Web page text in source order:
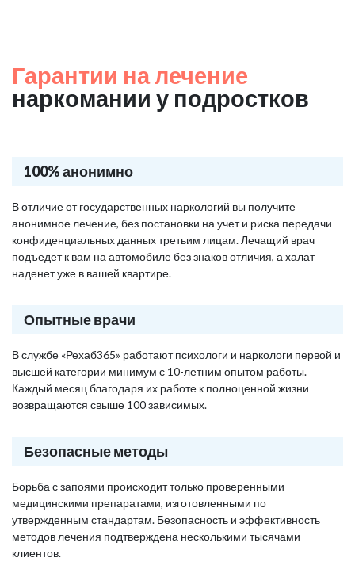
Гарантии на лечение
наркомании у подростков
100% анонимно
В отличие от государственных наркологий вы получите
анонимное лечение, без постановки на учет и риска передачи
конфиденциальных данных третьим лицам. Лечащий врач
подъедет к вам на автомобиле без знаков отличия, а халат
наденет уже в вашей квартире.
Опытные врачи
В службе «Рехаб365» работают психологи и наркологи первой и
высшей категории минимум с 10-летним опытом работы.
Каждый месяц благодаря их работе к полноценной жизни
возвращаются свыше 100 зависимых.
Безопасные методы
Борьба с запоями происходит только проверенными
медицинскими препаратами, изготовленными по
утвержденным стандартам. Безопасность и эффективность
методов лечения подтверждена несколькими тысячами
клиентов.